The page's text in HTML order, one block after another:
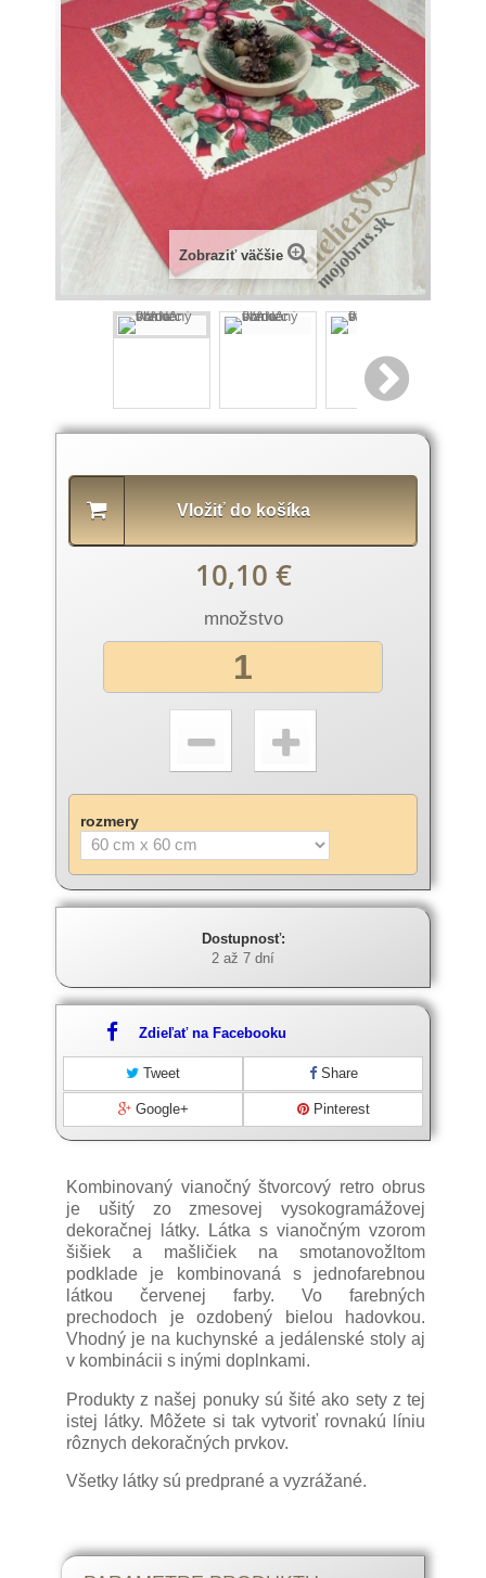
Zobraziť väčšie
Vložiť do košíka
10,10 €
množstvo
rozmery
Dostupnosť:
2 až 7 dní
Zdieľať na Facebooku
Tweet Share
Google+ Pinterest
produktu
Kombinovaný vianočný štvorcový retro obrus
je ušitý zo zmesovej vysokogramážovej
dekoračnej látky. Látka s vianočným vzorom
šišiek a mašličiek na smotanovožltom
podklade je kombinovaná s jednofarebnou
látkou červenej farby. Vo farebných
prechodoch je ozdobený bielou hadovkou.
Vhodný je na kuchynské a jedálenské stoly aj
v kombinácii s inými doplnkami.
Produkty z našej ponuky sú šité ako sety z tej
istej látky. Môžete si tak vytvoriť rovnakú líniu
rôznych dekoračných prvkov.
Všetky látky sú predprané a vyzrážané.
Trendové alebo tradičné vianočné